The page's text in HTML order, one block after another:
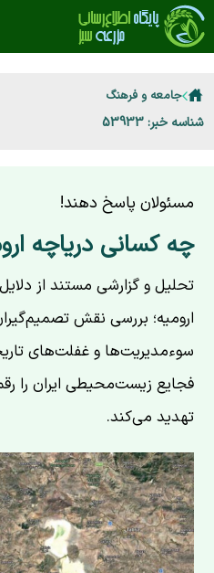
جامعه و فرهنگ
شناسه خبر: 53933
مسئولان پاسخ دهند!
چه کسانی دریاچه
تحلیل و گزارشی مستند از
ارومیه؛ بررسی نقش
سوءمدیریت‌ها و غفلت‌های
فجایع زیست‌محیطی ایران را
تهدید می‌کند.